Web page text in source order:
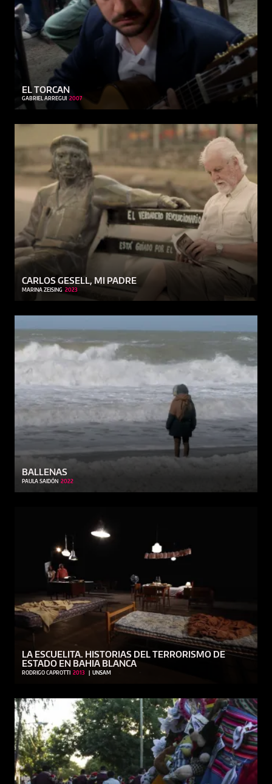
EL TORCAN
GABRIEL ARREGUI 2007
CARLOS GESELL, MI PADRE
MARINA ZEISING 2023
BALLENAS
PAULA SAIDÓN 2022
LA ESCUELITA. HISTORIAS DEL TERRORISMO DE
ESTADO EN BAHIA BLANCA
RODRIGO CAPROTTI 2013 UNSAM